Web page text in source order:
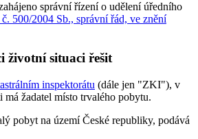
správní řízení o udělení úředního
č. 500/2004 Sb., správní řád, ve znění
životní situaci řešit
inspektorátu (dále jen "ZKI"), v
má žadatel místo trvalého pobytu.
pobyt na území České republiky, podává